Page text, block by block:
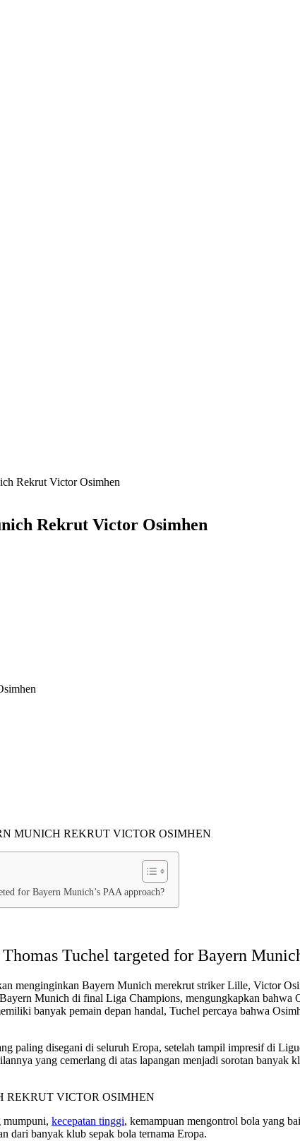
Rekrut Victor Osimhen
Rekrut Victor Osimhen
for Bayern Munich’s PAA approach?
Tuchel targeted for Bayern
menginginkan Bayern Munich merekrut striker Lille, Victor
Munich di final Liga Champions, mengungkapkan bahwa
banyak pemain depan handal, Tuchel percaya bahwa
paling disegani di seluruh Eropa, setelah tampil impresif di
yang cemerlang di atas lapangan menjadi sorotan
mumpuni, kecepatan tinggi, kemampuan mengontrol bola yang
dari banyak klub sepak bola ternama Eropa.